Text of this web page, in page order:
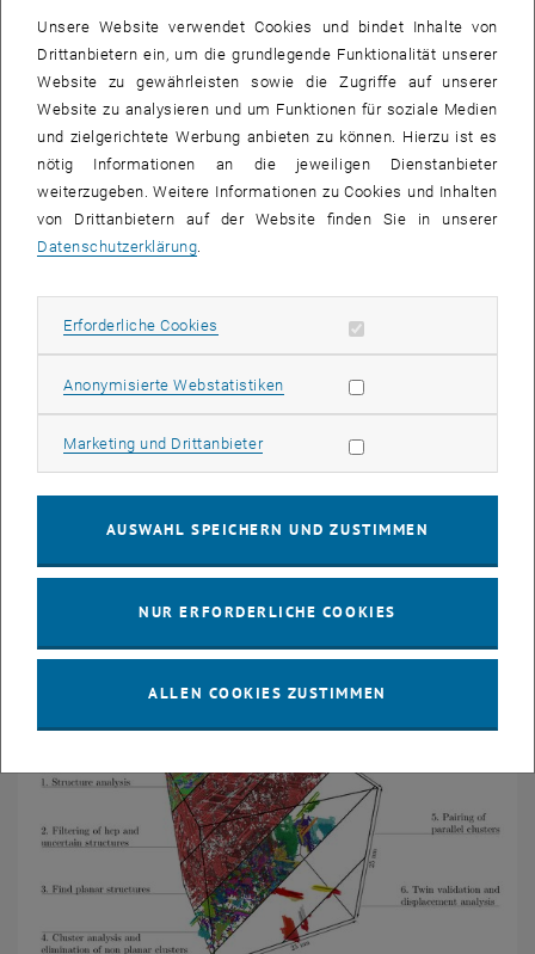
Computergestützte Tribochemie
© Forschungsgruppe Tribologie
Plastische Verformung an tribologischen
© Forschungsgruppe Tribologie
Unsere Website verwendet Cookies und bindet Inhalte von
Drittanbietern ein, um die grundlegende Funktionalität unserer
Website zu gewährleisten sowie die Zugriffe auf unserer
Website zu analysieren und um Funktionen für soziale Medien
und zielgerichtete Werbung anbieten zu können. Hierzu ist es
nötig Informationen an die jeweiligen Dienstanbieter
weiterzugeben. Weitere Informationen zu Cookies und Inhalten
von Drittanbietern auf der Website finden Sie in unserer
Datenschutzerklärung
Erforderliche Cookies Erforderliche Cookies zulassen
Anonymisierte WebstatistikenStatistik Cookies zulassen
Marketing und DrittanbieterMarketing Cookies zulassen
AUSWAHL SPEICHERN UND ZUSTIMMEN
NUR ERFORDERLICHE COOKIES
ALLEN COOKIES ZUSTIMMEN